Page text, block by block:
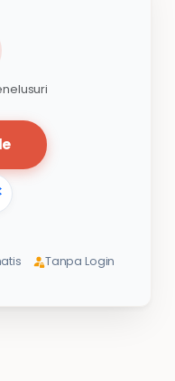
Tanpa Login